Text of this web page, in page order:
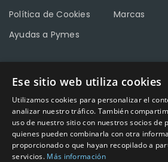
Política de Cookies
Ayudas a Pymes
Marcas
CONTACTO
Calle Méndez Núñez nº3 – Fuente
Teléfono957 04 96 57
Emailinfo@factory-sport.es
Ese sitio web utiliza cookies
Utilizamos cookies para personalizar el
analizar nuestro tráfico. También
uso de nuestro sitio con nuestros socios de
quienes pueden combinarla con otra
proporcionado o que hayan recopilado a
servicios. Más información